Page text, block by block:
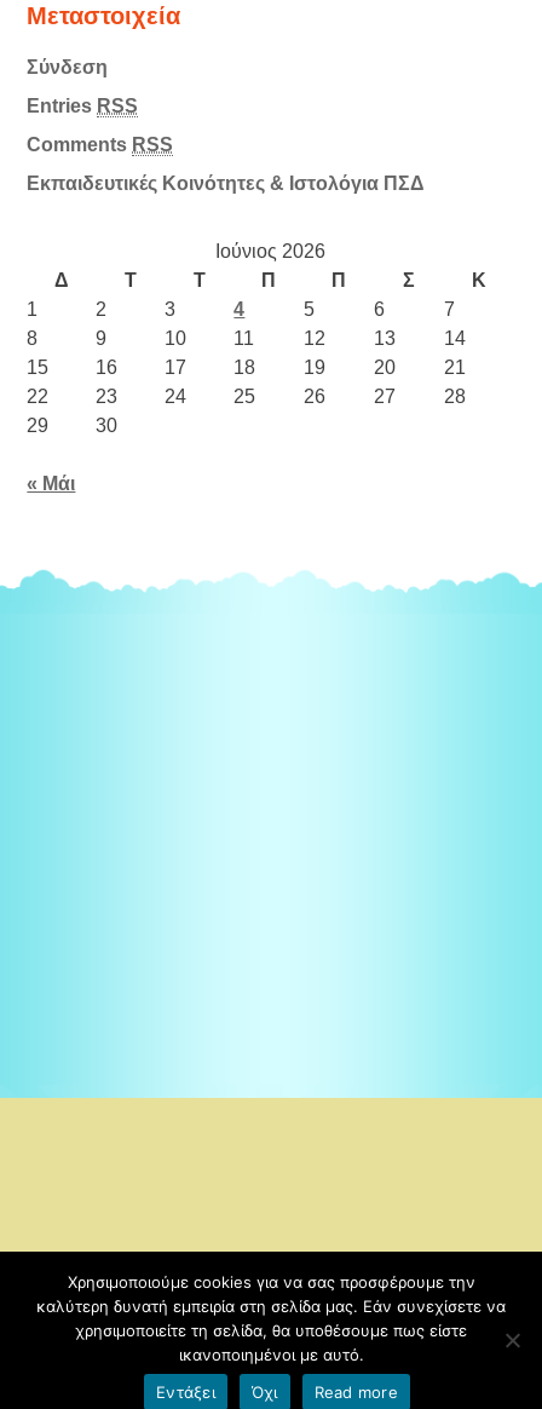
Μεταστοιχεία
Σύνδεση
Entries RSS
Comments RSS
Εκπαιδευτικές Κοινότητες & Ιστολόγια ΠΣΔ
Ιούνιος 2026
Δ
Τ Τ Π Π Σ
Κ
1
2 3 4 5 6
7
8
9 10 11 12 13
14
15
16 17 18 19 20
21
22
23 24 25 26 27
28
29
30
« Μάι
Copyright © 2026
1ο ΔΗΜΟΤΙΚΟ ΣΧΟΛΕΙΟ ΔΕΣΚΑΤΗΣ
ΓΡΕΒΕΝΩΝ . | Kids-education-sch by
Χρησιμοποιούμε cookies για να σας προσφέρουμε την
καλύτερη δυνατή εμπειρία στη σελίδα μας. Εάν συνεχίσετε να
χρησιμοποιείτε τη σελίδα, θα υποθέσουμε πως είστε
ικανοποιημένοι με αυτό.
Εντάξει
Όχι Read more